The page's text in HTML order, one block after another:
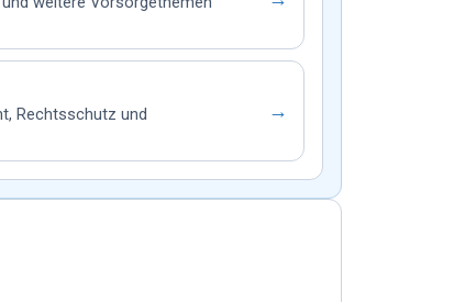
Rechtsschutz und
→